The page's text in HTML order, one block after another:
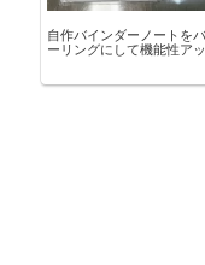
自作バインダーノートを
ーリングにして機能性ア